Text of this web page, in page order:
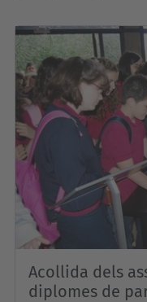
Acollida dels
diplomes de